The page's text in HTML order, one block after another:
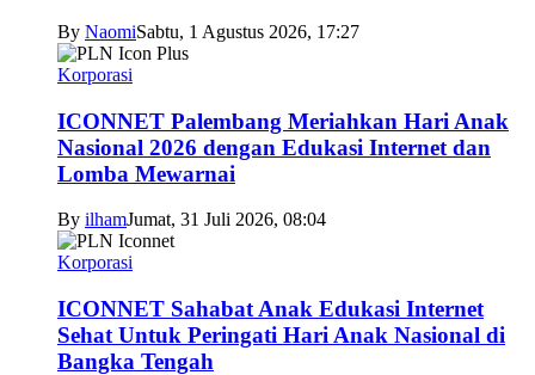
By NaomiSabtu, 1 Agustus 2026, 17:27
Korporasi
ICONNET Palembang Meriahkan Hari Anak
Nasional 2026 dengan Edukasi Internet dan
Lomba Mewarnai
By ilhamJumat, 31 Juli 2026, 08:04
Korporasi
ICONNET Sahabat Anak Edukasi Internet
Sehat Untuk Peringati Hari Anak Nasional di
Bangka Tengah